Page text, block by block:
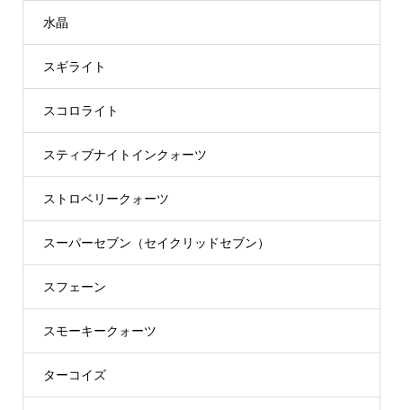
水晶
スギライト
スコロライト
スティブナイトインクォーツ
ストロベリークォーツ
スーパーセブン（セイクリッドセブン）
スフェーン
スモーキークォーツ
ターコイズ